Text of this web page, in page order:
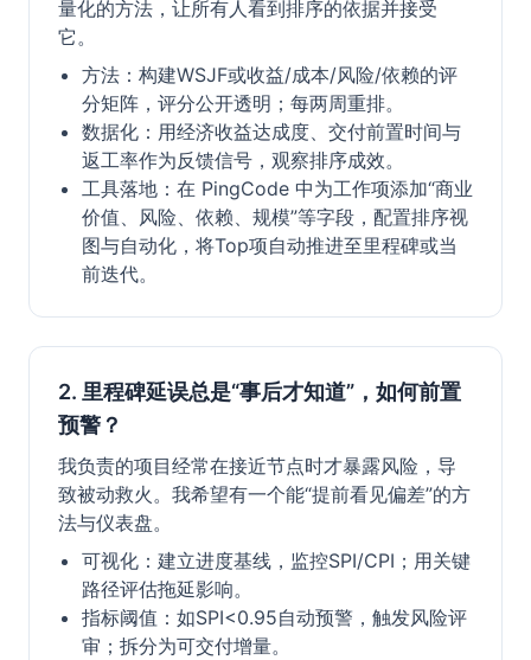
量化的方法，让所有人看到排序的依据并接受
它。
方法：构建WSJF或收益/成本/风险/依赖的评
分矩阵，评分公开透明；每两周重排。
数据化：用经济收益达成度、交付前置时间与
返工率作为反馈信号，观察排序成效。
工具落地：在 PingCode 中为工作项添加“商业
价值、风险、依赖、规模”等字段，配置排序视
图与自动化，将Top项自动推进至里程碑或当
前迭代。
2. 里程碑延误总是“事后才知道”，如何前置
预警？
我负责的项目经常在接近节点时才暴露风险，导
致被动救火。我希望有一个能“提前看见偏差”的方
法与仪表盘。
可视化：建立进度基线，监控SPI/CPI；用关键
路径评估拖延影响。
指标阈值：如SPI<0.95自动预警，触发风险评
审；拆分为可交付增量。